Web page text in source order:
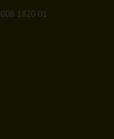
1820 01